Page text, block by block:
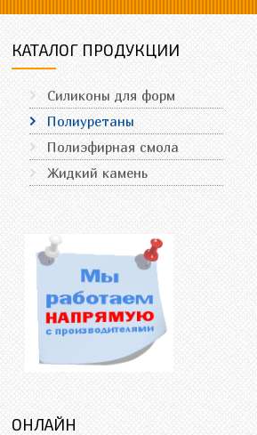
КАТАЛОГ ПРОДУКЦИИ
Силиконы для форм
Полиуретаны
Полиэфирная смола
Жидкий камень
ОНЛАЙН